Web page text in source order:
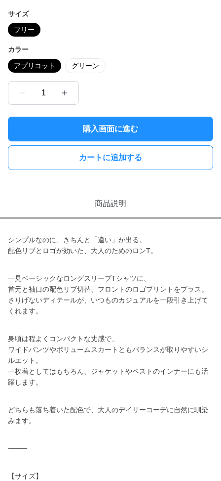
サイズ
フリー
カラー
アプリコット グリーン
1
購入画面に進む
カートに追加する
商品説明
シンプルなのに、きちんと「違い」が出る。
配色リブとロゴが効いた、大人のためのロンT。
一見ベーシックなロングスリーブTシャツに、
首元と袖口の配色リブ切替、フロントのロゴプリントをプラス。
さりげないディテールが、いつものカジュアルを一段引き上げて
くれます。
身頃は程よくコンパクトな丈感で、
ワイドパンツやボリュームスカートともバランスが取りやすいシ
ルエット。
一枚着としてはもちろん、ジャケットやベストのインナーにも活
躍します。
どちらも落ち着いた配色で、大人のデイリーコーデに自然に馴染
みます。
⸻
【サイズ】